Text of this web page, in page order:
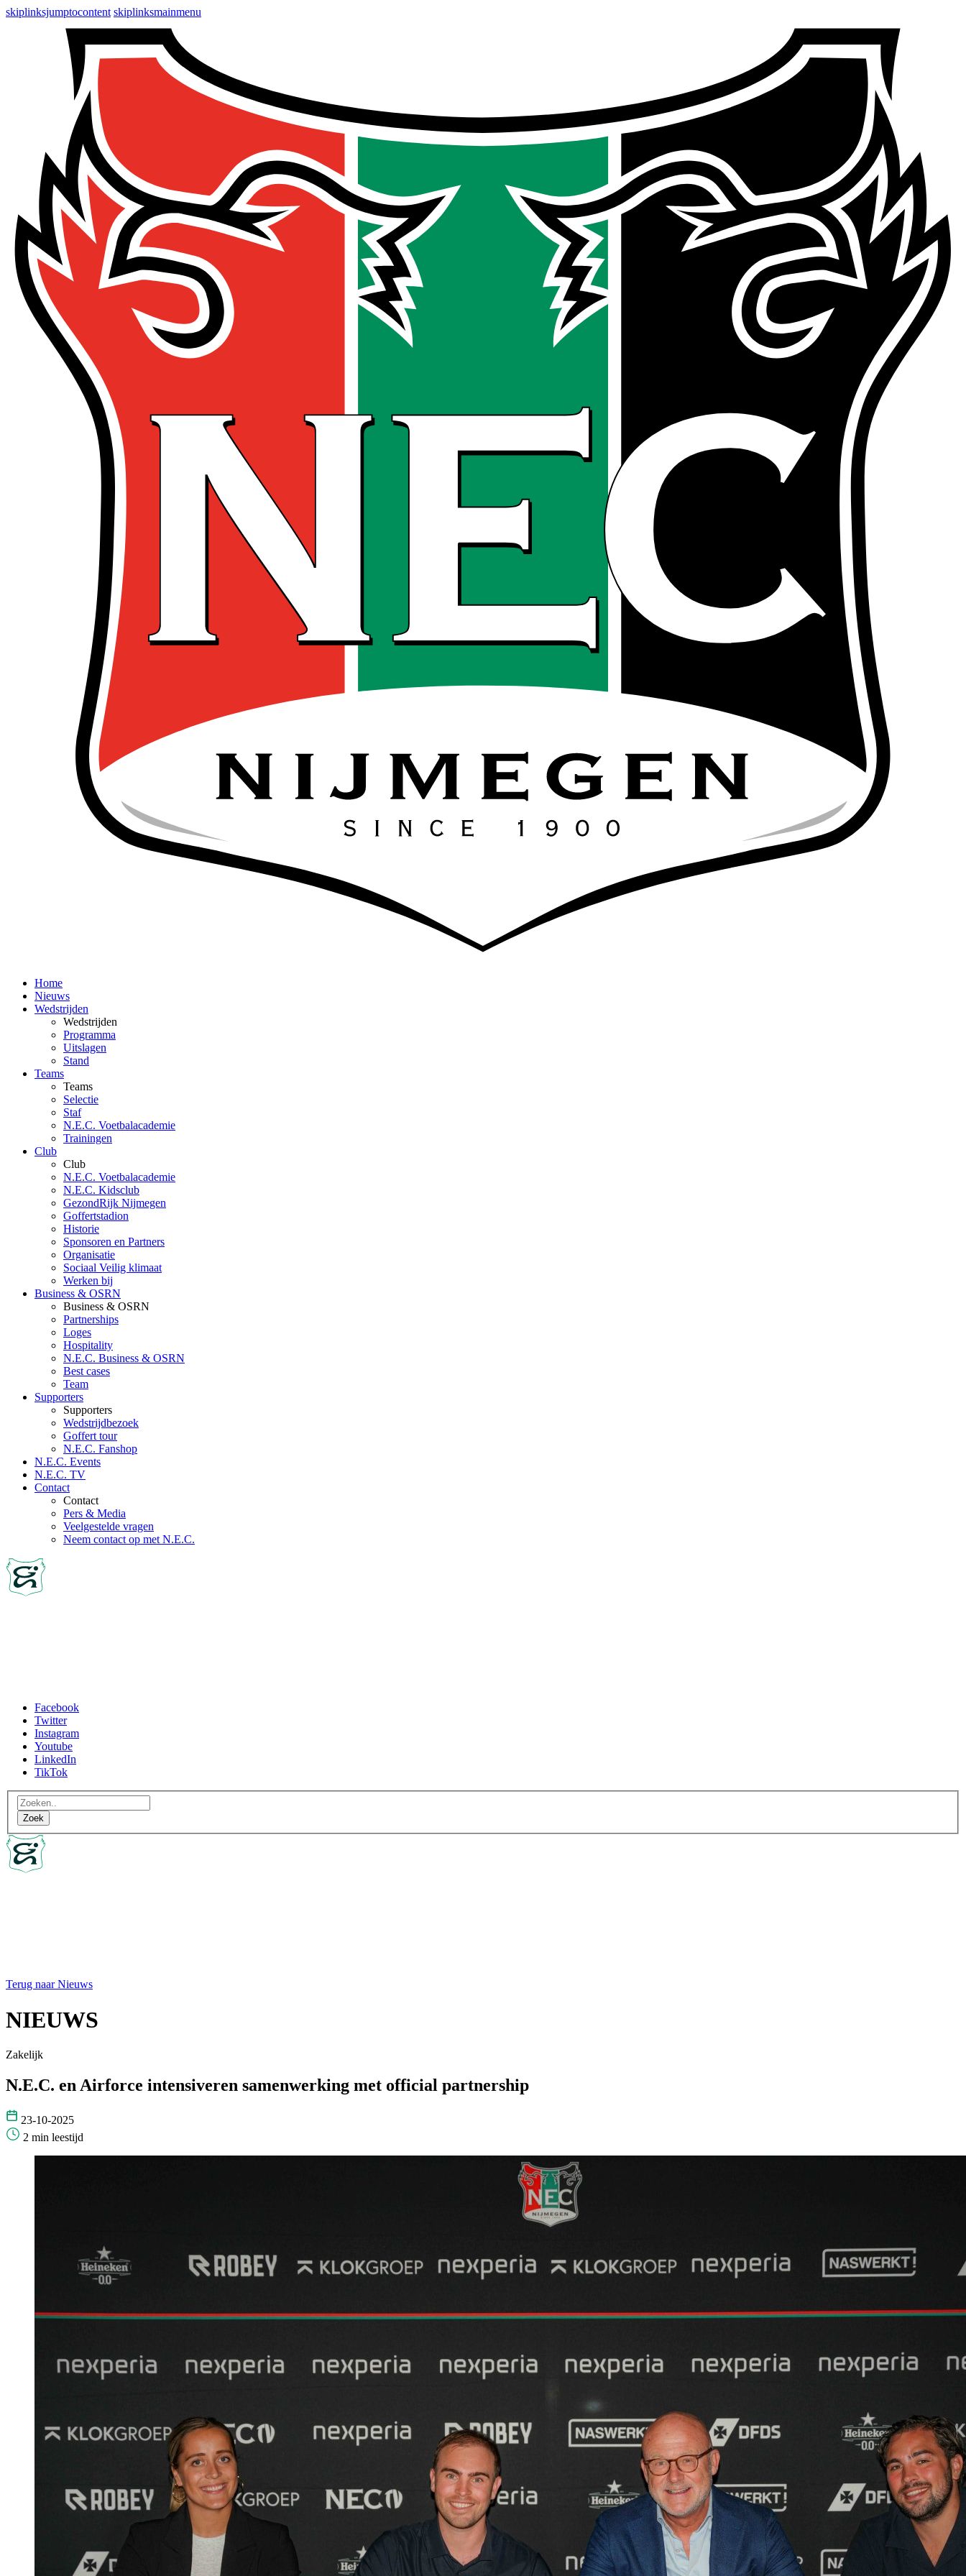
skiplinksjumptocontent skiplinksmainmenu
Home
Nieuws
Wedstrijden
Wedstrijden
Programma
Uitslagen
Stand
Teams
Teams
Selectie
Staf
N.E.C. Voetbalacademie
Trainingen
Club
Club
N.E.C. Voetbalacademie
N.E.C. Kidsclub
GezondRijk Nijmegen
Goffertstadion
Historie
Sponsoren en Partners
Organisatie
Sociaal Veilig klimaat
Werken bij
Business & OSRN
Business & OSRN
Partnerships
Loges
Hospitality
N.E.C. Business & OSRN
Best cases
Team
Supporters
Supporters
Wedstrijdbezoek
Goffert tour
N.E.C. Fanshop
N.E.C. Events
N.E.C. TV
Contact
Contact
Pers & Media
Veelgestelde vragen
Neem contact op met N.E.C.
Facebook
Twitter
Instagram
Youtube
LinkedIn
TikTok
Terug naar Nieuws
NIEUWS
Zakelijk
N.E.C. en Airforce intensiveren samenwerking met official partnership
23-10-2025
2 min leestijd